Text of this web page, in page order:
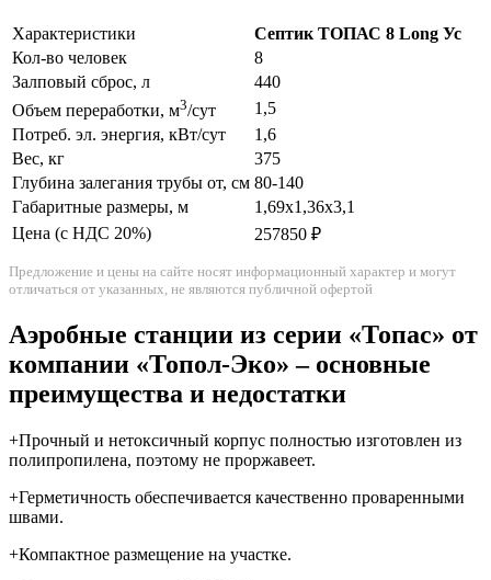
Характеристики
Септик ТОПАС 8 Long Ус
Кол-во человек
8
Залповый сброс, л
440
Объем переработки, м3/сут
1,5
Потреб. эл. энергия, кВт/сут
1,6
Вес, кг
375
Глубина залегания трубы от, см 80-140
Габаритные размеры, м
1,69x1,36x3,1
Цена (с НДС 20%)
257850 ₽
Предложение и цены на сайте носят информационный характер и могут
отличаться от указанных, не являются публичной офертой
Аэробные станции из серии «Топас» от
компании «Топол-Эко» – основные
преимущества и недостатки
+Прочный и нетоксичный корпус полностью изготовлен из
полипропилена, поэтому не проржавеет.
+Герметичность обеспечивается качественно проваренными
швами.
+Компактное размещение на участке.